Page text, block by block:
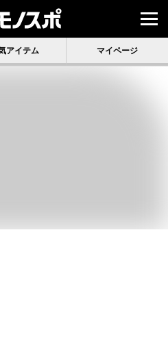
アイテム マイページ